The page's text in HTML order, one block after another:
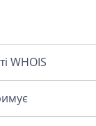
WHOIS